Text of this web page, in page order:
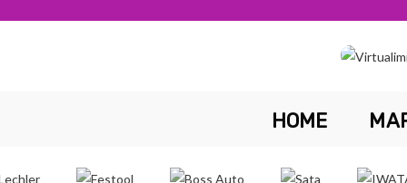
HOME